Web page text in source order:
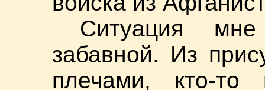
Ситуация мне
забавной. Из
плечами, кто-то